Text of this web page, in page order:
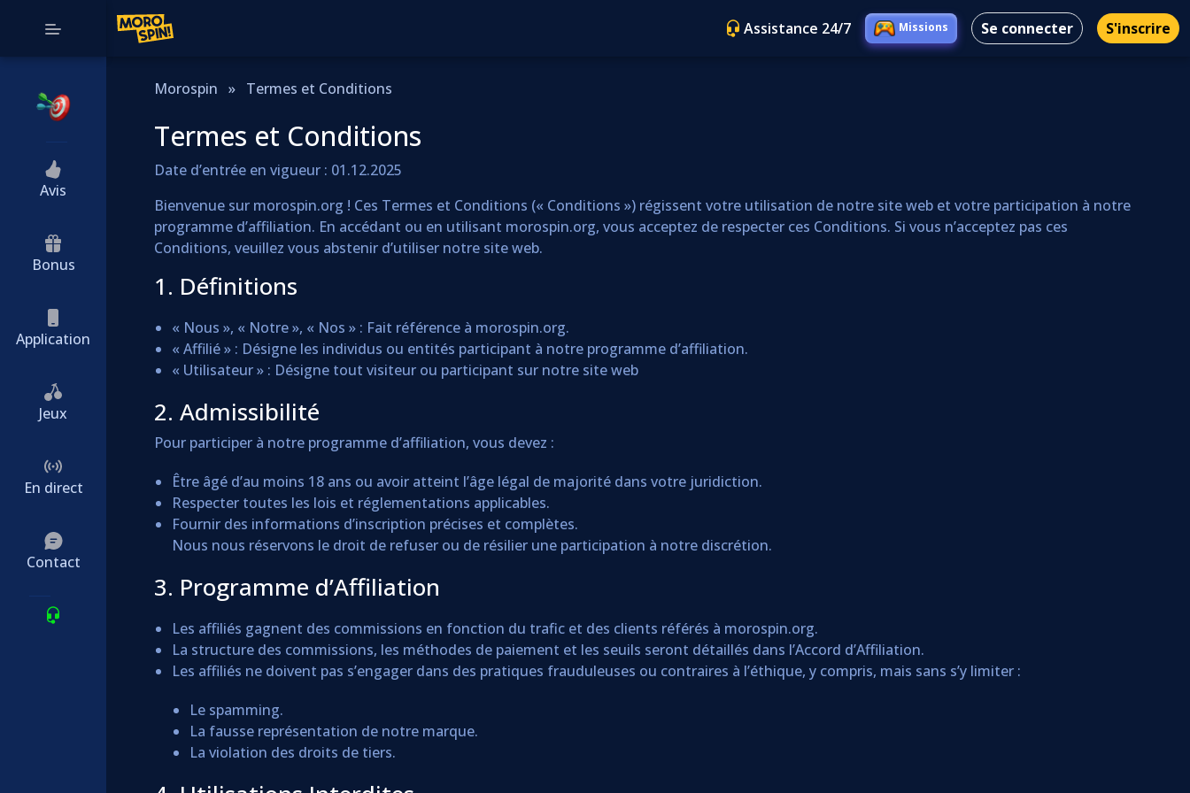
Avis
Bonus
Application
Jeux
En direct
Contact
Assistance 24/7 Missions Se connecter S'inscrire
Morospin » Termes et Conditions
Termes et Conditions
Date d’entrée en vigueur : 01.12.2025
Bienvenue sur morospin.org ! Ces Termes et Conditions (« Conditions ») régissent votre utilisation de notre site web et votre participation à notre
programme d’affiliation. En accédant ou en utilisant morospin.org, vous acceptez de respecter ces Conditions. Si vous n’acceptez pas ces
Conditions, veuillez vous abstenir d’utiliser notre site web.
1. Définitions
« Nous », « Notre », « Nos » : Fait référence à morospin.org.
« Affilié » : Désigne les individus ou entités participant à notre programme d’affiliation.
« Utilisateur » : Désigne tout visiteur ou participant sur notre site web
2. Admissibilité
Pour participer à notre programme d’affiliation, vous devez :
Être âgé d’au moins 18 ans ou avoir atteint l’âge légal de majorité dans votre juridiction.
Respecter toutes les lois et réglementations applicables.
Fournir des informations d’inscription précises et complètes.
Nous nous réservons le droit de refuser ou de résilier une participation à notre discrétion.
3. Programme d’Affiliation
Les affiliés gagnent des commissions en fonction du trafic et des clients référés à morospin.org.
La structure des commissions, les méthodes de paiement et les seuils seront détaillés dans l’Accord d’Affiliation.
Les affiliés ne doivent pas s’engager dans des pratiques frauduleuses ou contraires à l’éthique, y compris, mais sans s’y limiter :
Le spamming.
La fausse représentation de notre marque.
La violation des droits de tiers.